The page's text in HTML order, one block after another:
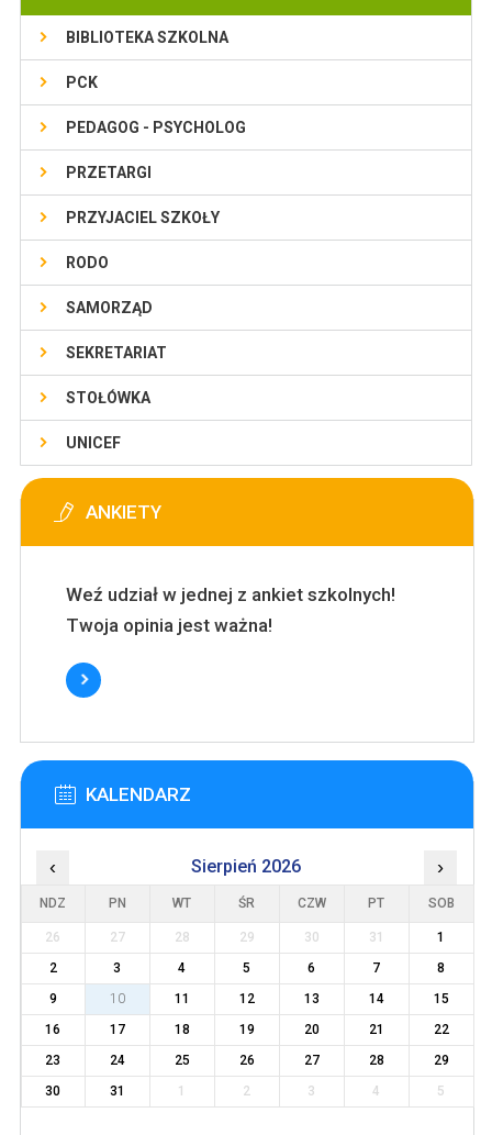
BIBLIOTEKA SZKOLNA
PCK
PEDAGOG - PSYCHOLOG
PRZETARGI
PRZYJACIEL SZKOŁY
RODO
SAMORZĄD
SEKRETARIAT
STOŁÓWKA
UNICEF
ANKIETY
Weź udział w jednej z ankiet szkolnych!
Twoja opinia jest ważna!
KALENDARZ
‹ Sierpień 2026 ›
NDZ PN WT ŚR CZW PT SOB
26 27 28 29 30 31
1
2
3 4 5 6 7
8
9
10 11 12 13 14
15
16
17 18 19 20 21
22
23
24 25 26 27 28
29
30
31 1 2 3 4 5